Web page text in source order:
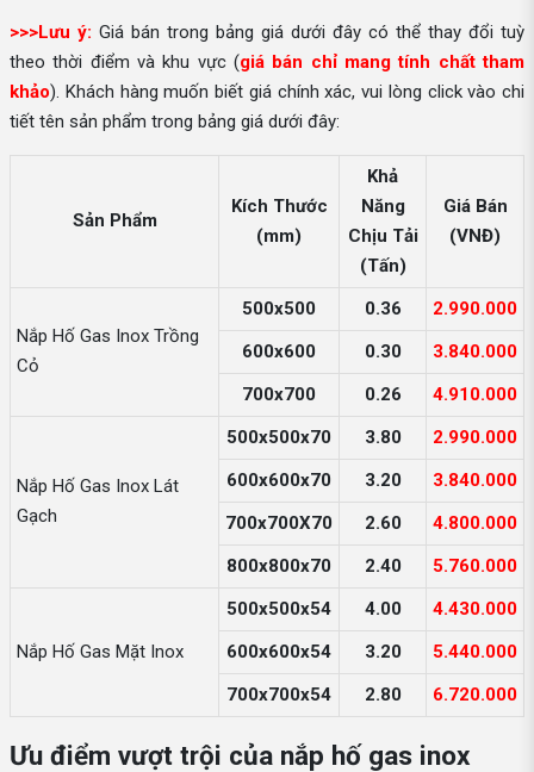
>>>Lưu ý: Giá bán trong bảng giá dưới đây có thể thay đổi tuỳ
theo thời điểm và khu vực (giá bán chỉ mang tính chất tham
khảo). Khách hàng muốn biết giá chính xác, vui lòng click vào chi
tiết tên sản phẩm trong bảng giá dưới đây:
Sản Phẩm
Kích Thước
(mm)
Khả
Năng
Chịu Tải
(Tấn)
Giá Bán
(VNĐ)
Nắp Hố Gas Inox Trồng
Cỏ
500x500 0.36
2.990.000
600x600
0.30
3.840.000
700x700
0.26 4.910.000
Nắp Hố Gas Inox Lát
Gạch
500x500x70 3.80
2.990.000
600x600x70
3.20
3.840.000
700x700X70
2.60
4.800.000
800x800x70
2.40 5.760.000
Nắp Hố Gas Mặt Inox
500x500x54 4.00
4.430.000
600x600x54
3.20
5.440.000
700x700x54
2.80 6.720.000
Ưu điểm vượt trội của nắp hố gas inox